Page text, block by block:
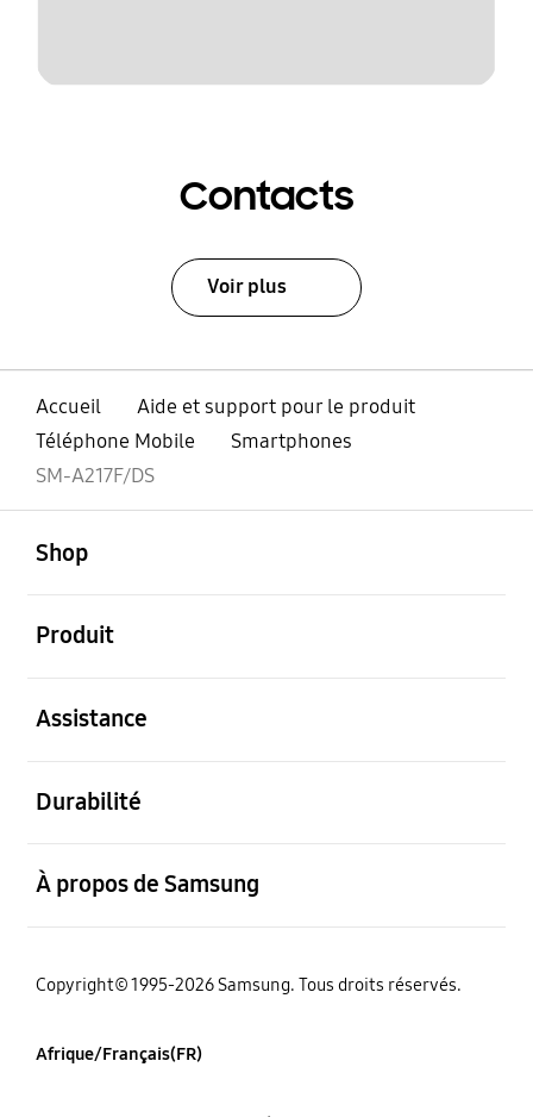
Contacts
Voir plus
Accueil
Aide et support pour le produit
Téléphone Mobile
Smartphones
SM-A217F/DS
Shop
Produit
Assistance
Durabilité
À propos de Samsung
Copyright© 1995-2026 Samsung. Tous droits réservés.
Afrique/Français(FR)